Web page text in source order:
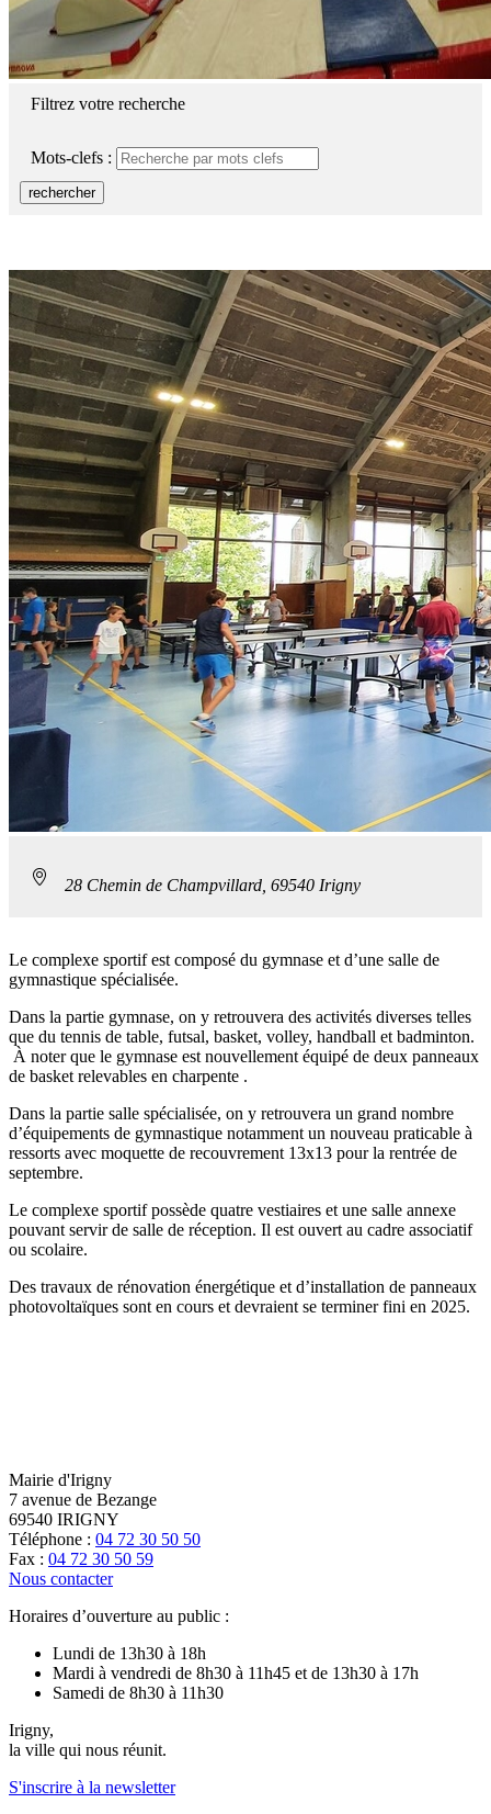
Filtrez votre recherche
Mots-clefs :
rechercher
Complexe sportif de Champvillard
28 Chemin de Champvillard, 69540 Irigny
Le complexe sportif est composé du gymnase et d’une salle de
gymnastique spécialisée.
Dans la partie gymnase, on y retrouvera des activités diverses telles
que du tennis de table, futsal, basket, volley, handball et badminton.
À noter que le gymnase est nouvellement équipé de deux panneaux
de basket relevables en charpente .
Dans la partie salle spécialisée, on y retrouvera un grand nombre
d’équipements de gymnastique notamment un nouveau praticable à
ressorts avec moquette de recouvrement 13x13 pour la rentrée de
septembre.
Le complexe sportif possède quatre vestiaires et une salle annexe
pouvant servir de salle de réception. Il est ouvert au cadre associatif
ou scolaire.
Des travaux de rénovation énergétique et d’installation de panneaux
photovoltaïques sont en cours et devraient se terminer fini en 2025.
Mairie d'Irigny
7 avenue de Bezange
69540 IRIGNY
Téléphone : 04 72 30 50 50
Fax : 04 72 30 50 59
Nous contacter
Horaires d’ouverture au public :
Lundi de 13h30 à 18h
Mardi à vendredi de 8h30 à 11h45 et de 13h30 à 17h
Samedi de 8h30 à 11h30
Irigny,
la ville qui nous réunit.
S'inscrire à la newsletter